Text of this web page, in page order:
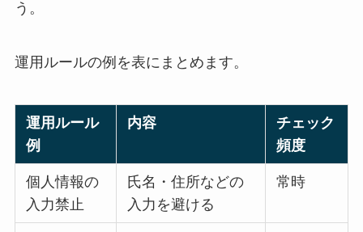
う。
運用ルールの例を表にまとめます。
運用ルール
例
内容
チェック
頻度
個人情報の
入力禁止
氏名・住所などの
入力を避ける
常時